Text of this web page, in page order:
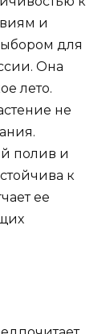
и
для
Она
лето.
не
полив и
к
ее